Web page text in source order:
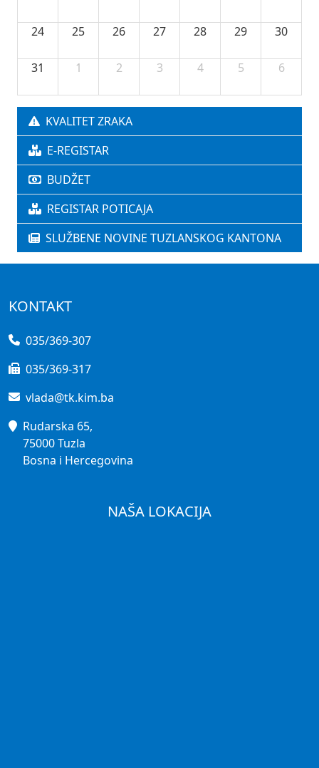
24 25 26 27 28 29 30
31 1 2 3 4 5 6
KVALITET ZRAKA
E-REGISTAR
BUDŽET
REGISTAR POTICAJA
SLUŽBENE NOVINE TUZLANSKOG KANTONA
KONTAKT
035/369-307
035/369-317
vlada@tk.kim.ba
Rudarska 65,
75000 Tuzla
Bosna i Hercegovina
NAŠA LOKACIJA